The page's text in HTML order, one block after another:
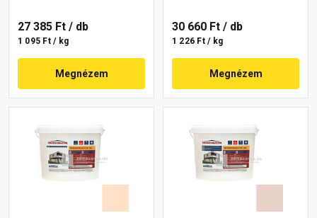
27 385 Ft / db
1 095 Ft / kg
Megnézem
30 660 Ft / db
1 226 Ft / kg
Megnézem